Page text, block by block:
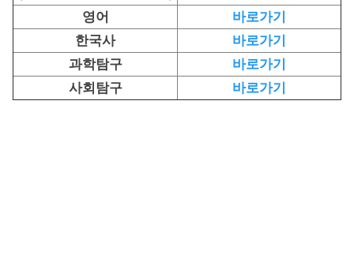
영어
바로가기
한국사
바로가기
과학탐구
바로가기
사회탐구
바로가기